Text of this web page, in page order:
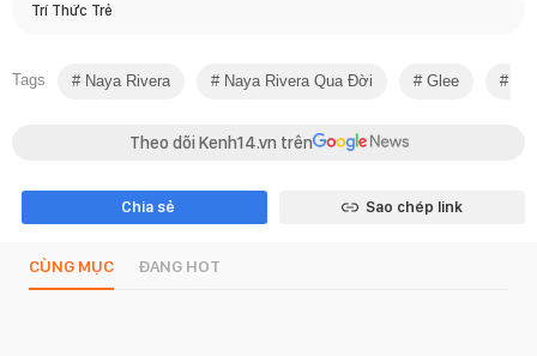
Trí Thức Trẻ
Tags Naya Rivera Naya Rivera Qua Đời Glee
Theo dõi Kenh14.vn trên
Chia sẻ Sao chép link
CÙNG MỤC ĐANG HOT